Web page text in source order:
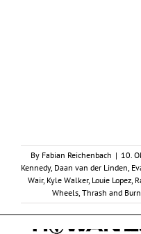
By Fabian Reichenbach | 10.
Kennedy, Daan van der Linden
Wair, Kyle Walker, Louie Lopez,
Wheels Thrash and